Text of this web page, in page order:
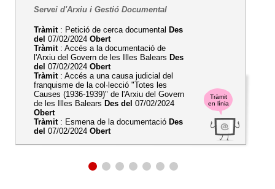
Tràmit
en línia
Servei d'Arxiu i Gestió Documental
Tràmit: Petició de cerca documental Des
del 07/02/2024 Obert
Tràmit: Accés a la documentació de
l'Arxiu del Govern de les Illes Balears Des
del 07/02/2024 Obert
Tràmit: Accés a una causa judicial del
franquisme de la col·lecció "Totes les
Causes (1936-1939)" de l'Arxiu del Govern
de les Illes Balears Des del 07/02/2024
Obert
Tràmit: Esmena de la documentació Des
del 07/02/2024 Obert